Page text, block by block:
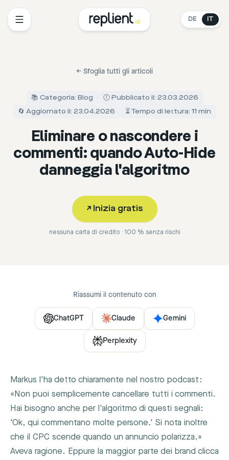
DE IT
← Sfoglia tutti gli articoli
📚 Categoria: Blog
🕖 Pubblicato il: 23.03.2026
🔄 Aggiornato il: 23.04.2026
⏳ Tempo di lettura: 11 min
Eliminare o nascondere i
commenti: quando Auto-Hide
danneggia l'algoritmo
↗ Inizia gratis
nessuna carta di credito · 100 % senza rischi
Riassumi il contenuto con
ChatGPT Claude Gemini
Perplexity
Markus l'ha detto chiaramente nel nostro podcast:
«Non puoi semplicemente cancellare tutti i commenti.
Hai bisogno anche per l'algoritmo di questi segnali:
'Ok, qui commentano molte persone.' Si nota inoltre
che il CPC scende quando un annuncio polarizza.»
Aveva ragione. Eppure la maggior parte dei brand clicca